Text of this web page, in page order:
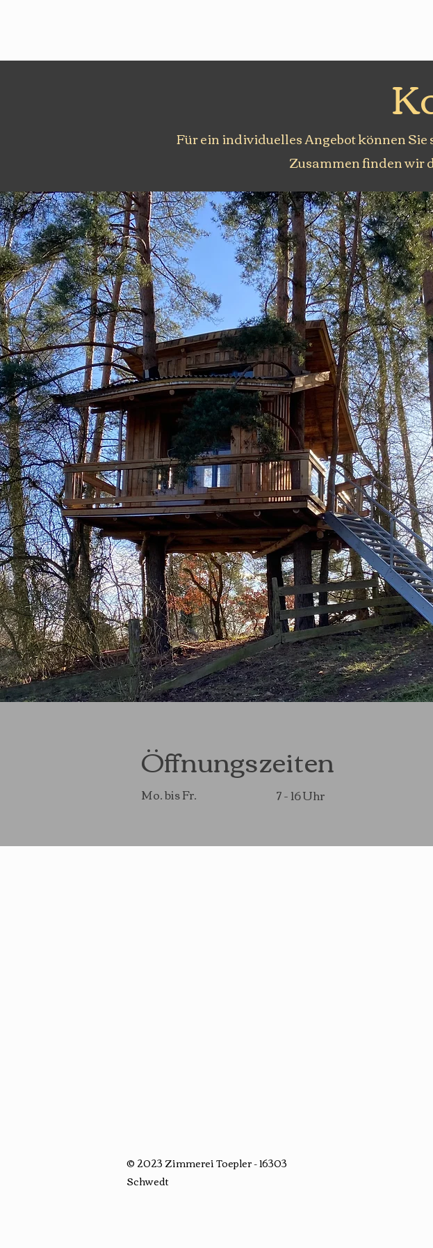
Für ein individuelles Angebot können
Zusammen finden wir
Öffnungszeiten
Mo. bis Fr. 7 - 16 Uhr
© 2023 Zimmerei Toepler - 16303
Schwedt